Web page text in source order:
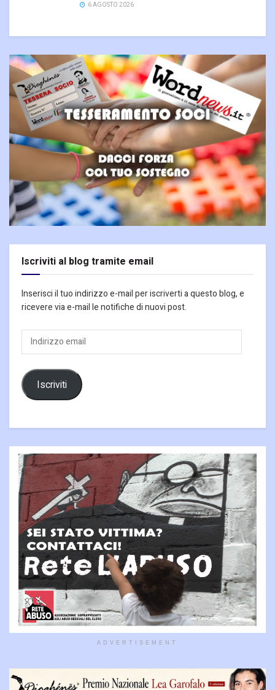
6 AGOSTO 2026
Iscriviti al blog tramite email
Inserisci il tuo indirizzo e-mail per iscriverti a questo blog, e
ricevere via e-mail le notifiche di nuovi post.
Indirizzo
email
Iscriviti
ADVERTISEMENT